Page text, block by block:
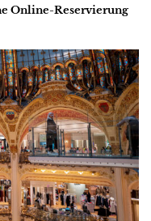
Online-Reservierung